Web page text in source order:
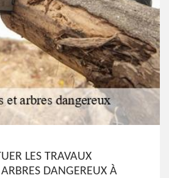
LES TRAVAUX
DANGEREUX À